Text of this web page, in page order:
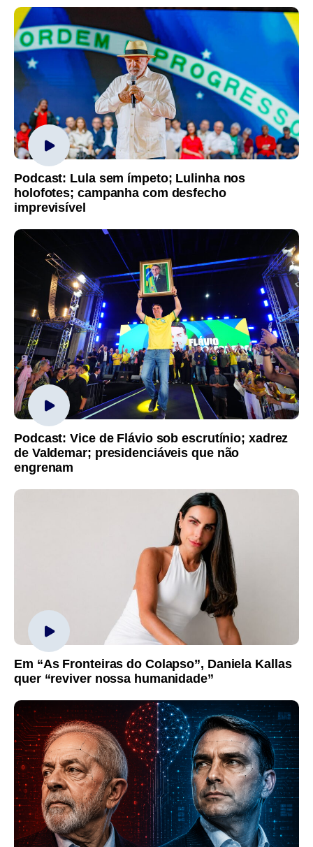
Podcast: Lula sem ímpeto; Lulinha nos
holofotes; campanha com desfecho
imprevisível
Podcast: Vice de Flávio sob escrutínio; xadrez
de Valdemar; presidenciáveis que não
engrenam
Em “As Fronteiras do Colapso”, Daniela Kallas
quer “reviver nossa humanidade”